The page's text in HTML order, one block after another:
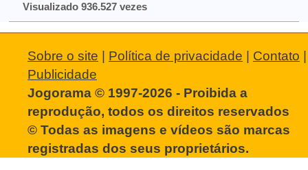
Visualizado 936.527 vezes
Sobre o site Política de privacidade Contato
Publicidade
Jogorama © 1997-2026 - Proibida a
reprodução, todos os direitos reservados
© Todas as imagens e vídeos são marcas
registradas dos seus proprietários.